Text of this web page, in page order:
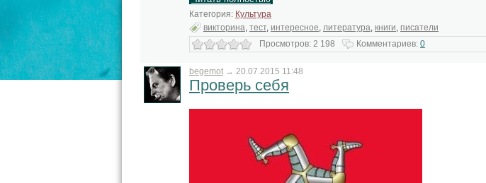
Категория: Культура
викторина, тест, интересное, литература, книги, писатели
Просмотров: 2 198
Комментариев: 0
begemot → 20.07.2015 11:48
Проверь себя